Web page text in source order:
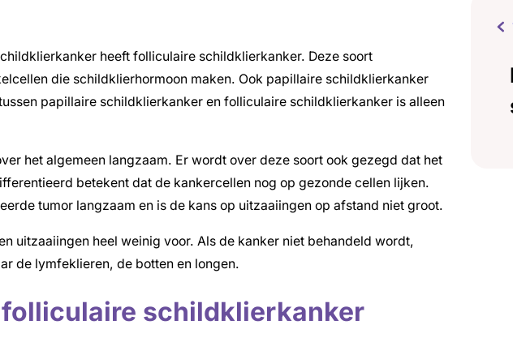
heeft folliculaire schildklierkanker. Deze soort
die schildklierhormoon maken. Ook papillaire schildklierkanker
papillaire schildklierkanker en folliculaire schildklierkanker is alleen
het algemeen langzaam. Er wordt over deze soort ook gezegd dat het
betekent dat de kankercellen nog op gezonde cellen lijken.
tumor langzaam en is de kans op uitzaaiingen op afstand niet groot.
uitzaaiingen heel weinig voor. Als de kanker niet behandeld wordt,
de lymfeklieren, de botten en longen.
schildklierkanker